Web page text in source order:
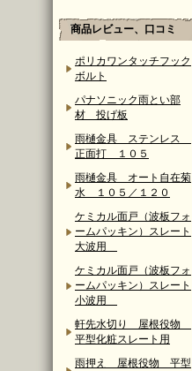
商品レビュー、口コミ
ポリカワンタッチフック
ボルト
パナソニック雨とい部
材 投げ板
雨樋金具 ステンレス
正面打 １０５
雨樋金具 オート自在菊
水 １０５／１２０
ケミカル面戸（波板フォ
ームパッキン）スレート
大波用
ケミカル面戸（波板フォ
ームパッキン）スレート
小波用
軒先水切り 屋根役物
平型化粧スレート用
雨押え 屋根役物 平型